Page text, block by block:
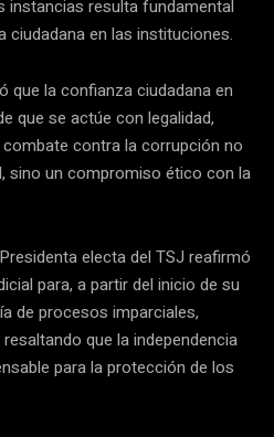
instancias resulta fundamental
ciudadana en las instituciones.
que la confianza ciudadana en
que se actúe con legalidad,
contra la corrupción no
sino un compromiso ético con la
electa del TSJ reafirmó
para, a partir del inicio de su
de procesos imparciales,
que la independencia
para la protección de los